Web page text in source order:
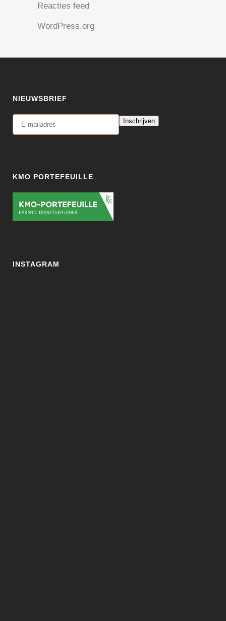
Reacties feed
WordPress.org
NIEUWSBRIEF
Inschrijven
KMO PORTEFEUILLE
INSTAGRAM